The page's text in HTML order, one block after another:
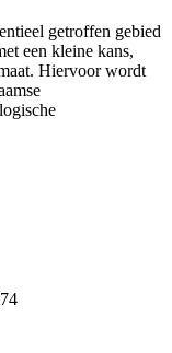
getroffen gebied
een kleine kans,
Hiervoor wordt